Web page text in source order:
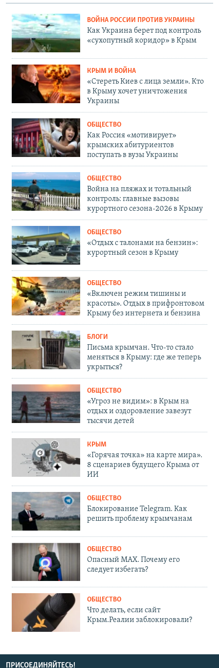
ВОЙНА РОССИИ ПРОТИВ УКРАИНЫ
Как Украина берет под контроль
«сухопутный коридор» в Крым
КРЫМ И ВОЙНА
«Стереть Киев с лица земли». Кто
в Крыму хочет уничтожения
Украины
ОБЩЕСТВО
Как Россия «мотивирует»
крымских абитуриентов
поступать в вузы Украины
ОБЩЕСТВО
Война на пляжах и тотальный
контроль: главные вызовы
курортного сезона-2026 в Крыму
ОБЩЕСТВО
«Отдых с талонами на бензин»:
курортный сезон в Крыму
ОБЩЕСТВО
«Включен режим тишины и
красоты». Отдых в прифронтовом
Крыму без интернета и бензина
БЛОГИ
Письма крымчан. Что-то стало
меняться в Крыму: где же теперь
укрыться?
ОБЩЕСТВО
«Угроз не видим»: в Крым на
отдых и оздоровление завезут
тысячи детей
КРЫМ
«Горячая точка» на карте мира».
8 сценариев будущего Крыма от
ИИ
ОБЩЕСТВО
Блокирование Telegram. Как
решить проблему крымчанам
ОБЩЕСТВО
Опасный MAX. Почему его
следует избегать?
ОБЩЕСТВО
Что делать, если сайт
Крым.Реалии заблокировали?
ПРИСОЕДИНЯЙТЕСЬ!